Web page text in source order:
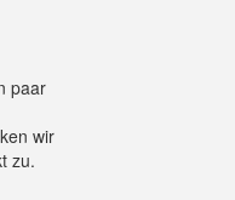
paar
wir
zu.